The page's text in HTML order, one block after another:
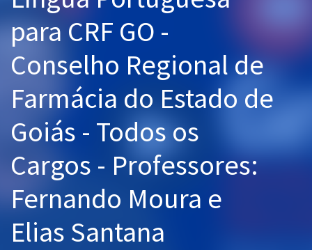
Graduação
Mentorias
Questões grátis
Conteúdo gratuito
Blog
Aprovados
para CRF GO -
Conselho Regional de
Farmácia do Estado de
Goiás - Todos os
Cargos - Professores:
Fernando Moura e
Elias Santana